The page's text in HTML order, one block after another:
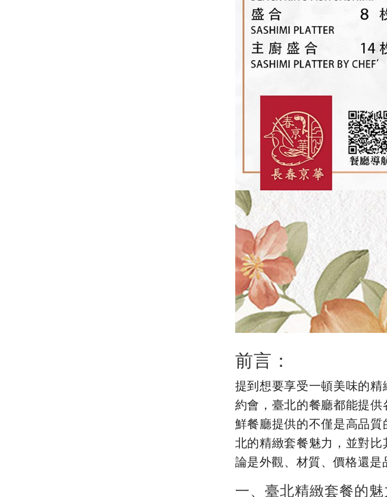
前言：
提到想要享受一頓美味的
約會，臺北的餐廳都能提
鮮餐廳提供的不僅是高品
北的精緻套餐魅力，並對
論是外觀、材質、價格還是
一、臺北精緻套餐的魅